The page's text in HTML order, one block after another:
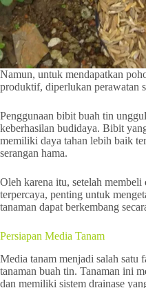
Namun, untuk mendapatkan
produktif, diperlukan perawatan
Penggunaan bibit buah tin
keberhasilan budidaya. Bibit
memiliki daya tahan lebih baik
serangan hama.
Oleh karena itu, setelah
terpercaya, penting untuk
tanaman dapat berkembang
Persiapan Media Tanam
Media tanam menjadi salah satu
tanaman buah tin. Tanaman ini
dan memiliki sistem drainase